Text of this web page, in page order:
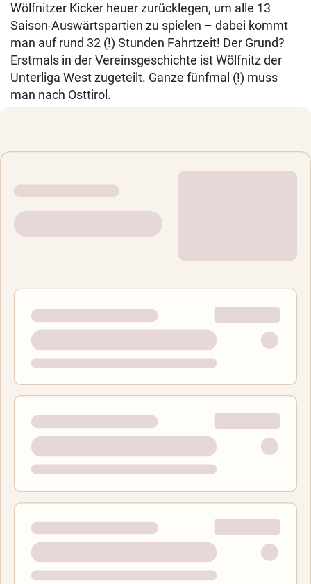
Wölfnitzer Kicker heuer zurücklegen, um alle 13
Saison-Auswärtspartien zu spielen – dabei kommt
man auf rund 32 (!) Stunden Fahrtzeit! Der Grund?
Erstmals in der Vereinsgeschichte ist Wölfnitz der
Unterliga West zugeteilt. Ganze fünfmal (!) muss
man nach Osttirol.